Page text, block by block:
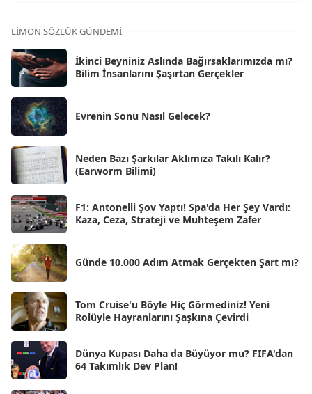
Kas 2025
Eki 2025
Eyl 2025 [56]
Ağu 2025
Tem 2025
Haz 2025
May 2025 [54]
Nis 2025 [56]
Mar 2025
Şub 2025
Oca 2025
Ara 2024 [25]
Kas 2024
Eki 2024 [46]
Eyl 2024
LIMON SÖZLÜK GÜNDEMI
İkinci Beyniniz Aslında Bağırsaklarımızda mı?
Bilim İnsanlarını Şaşırtan Gerçekler
Evrenin Sonu Nasıl Gelecek?
Neden Bazı Şarkılar Aklımıza Takılı Kalır?
(Earworm Bilimi)
F1: Antonelli Şov Yaptı! Spa'da Her Şey Vardı:
Kaza, Ceza, Strateji ve Muhteşem Zafer
Günde 10.000 Adım Atmak Gerçekten Şart mı?
Tom Cruise'u Böyle Hiç Görmediniz! Yeni
Rolüyle Hayranlarını Şaşkına Çevirdi
Dünya Kupası Daha da Büyüyor mu? FIFA'dan
64 Takımlık Dev Plan!